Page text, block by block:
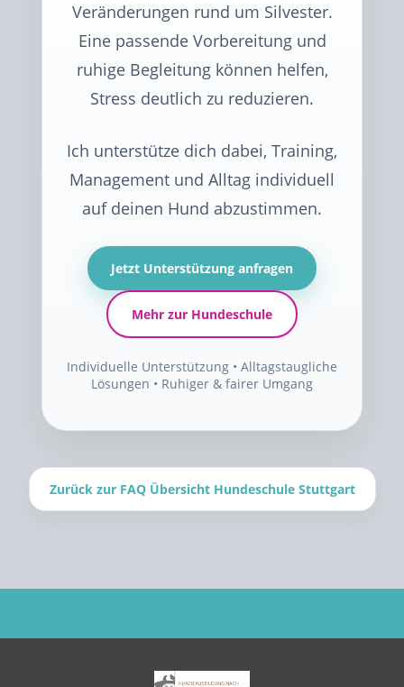
Veränderungen rund um Silvester.
Eine passende Vorbereitung und
ruhige Begleitung können helfen,
Stress deutlich zu reduzieren.
Ich unterstütze dich dabei, Training,
Management und Alltag individuell
auf deinen Hund abzustimmen.
Jetzt Unterstützung anfragen
Mehr zur Hundeschule
Individuelle Unterstützung • Alltagstaugliche
Lösungen • Ruhiger & fairer Umgang
Zurück zur FAQ Übersicht Hundeschule Stuttgart